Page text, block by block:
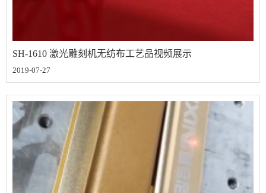
SH-1610 激光雕刻机无纺布工艺品视频展示
2019-07-27